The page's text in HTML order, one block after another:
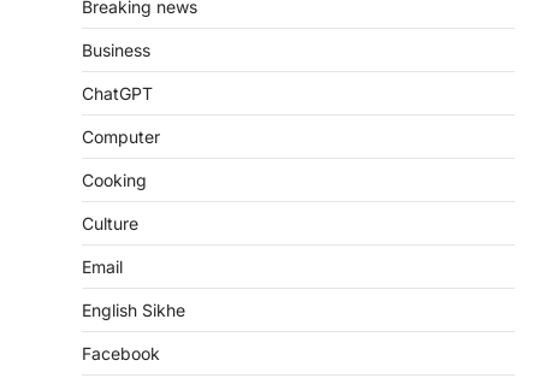
Breaking news
Business
ChatGPT
Computer
Cooking
Culture
Email
English Sikhe
Facebook